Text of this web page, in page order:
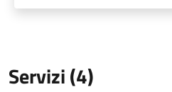
Servizi (4)